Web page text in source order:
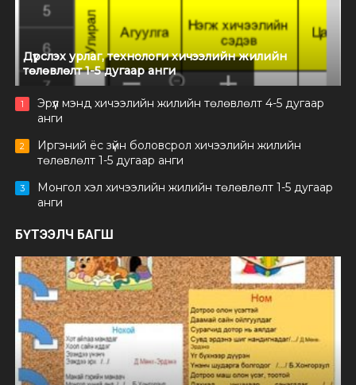
Дүрслэх урлаг, технологи хичээлийн жилийн
төлөвлөлт 1-5 дугаар анги
1
Эрүүл мэнд хичээлийн жилийн төлөвлөлт 4-5 дугаар
анги
2
Иргэний ёс зүйн боловсрол хичээлийн жилийн
төлөвлөлт 1-5 дугаар анги
3
Монгол хэл хичээлийн жилийн төлөвлөлт 1-5 дугаар
анги
БҮТЭЭЛЧ БАГШ